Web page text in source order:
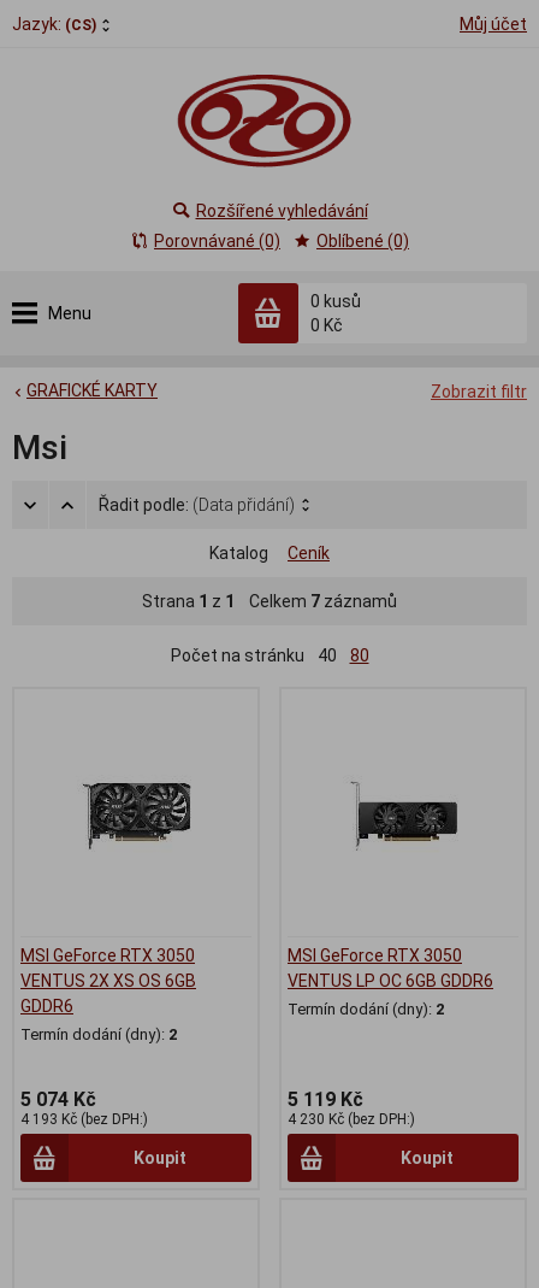
Jazyk: (CS) Můj účet
Menu
0 kusů
0 Kč
Rozšířené vyhledávání
Porovnávané (0)
Oblíbené (0)
Zobrazit filtr
GRAFICKÉ KARTY
Msi
Řadit podle: (Data přidání)
Katalog Ceník
Strana 1 z 1 Celkem 7 záznamů
Počet na stránku 40 80
MSI GeForce RTX 3050
VENTUS 2X XS OS 6GB
GDDR6
Termín dodání (dny): 2
5 074 Kč
4 193 Kč (bez DPH:)
Koupit
MSI GeForce RTX 3050
VENTUS LP OC 6GB GDDR6
Termín dodání (dny): 2
5 119 Kč
4 230 Kč (bez DPH:)
Koupit